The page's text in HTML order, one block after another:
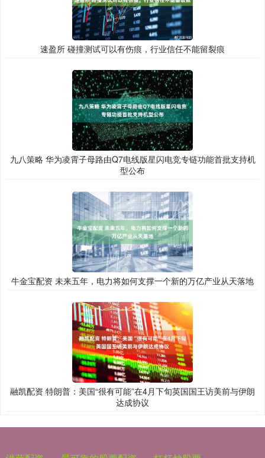
速盈所 碰撞测试可以有伤痕，行业信任不能留裂痕
九八策略 华为凌霄子母路由Q7电线版星闪电竞专链功能首批支持机
型公布
牛金宝配资 未来五年，电力将如何支撑一个新的万亿产业从天落地
融凯配资 特朗普：美国“很有可能”在4月下旬英国国王访美前与伊朗
达成协议